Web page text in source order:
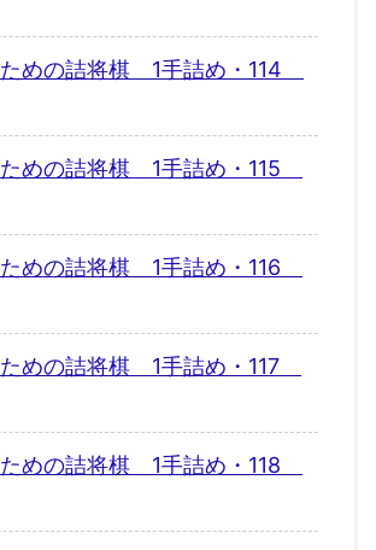
めの詰将棋 1手詰め・114
めの詰将棋 1手詰め・115
めの詰将棋 1手詰め・116
めの詰将棋 1手詰め・117
めの詰将棋 1手詰め・118